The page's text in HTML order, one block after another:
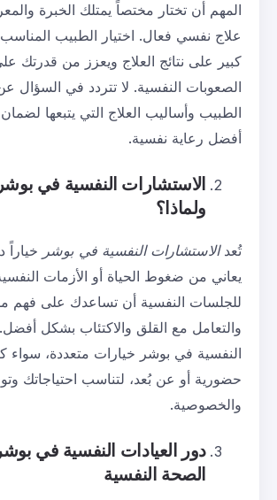
المهم أن تختار مختصاً يمتلك الخبرة
علاج نفسي فعال. اختيار الطبيب
كبير على نتائج العلاج ويعزز من قدرتك
الصعوبات النفسية. لا تتردد في السؤال
الطبيب وأساليب العلاج التي يتبعها
أفضل رعاية نفسية.
الاستشارات النفسية في
ولماذا؟
تُعدالاستشارات النفسية في بوشر
يعاني من ضغوط الحياة أو الأزمات
للجلسات النفسية أن تساعدك على فهم
والتعامل مع القلق والاكتئاب بشكل أفضل.
النفسية في بوشر خيارات متعددة،
حضورية أو عن بُعد، لتناسب احتياجاتك
والخصوصية.
دور العيادات النفسية في
الصحة النفسية